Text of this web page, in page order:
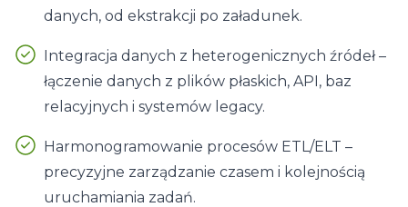
danych, od ekstrakcji po załadunek.
Integracja danych z heterogenicznych źródeł –
łączenie danych z plików płaskich, API, baz
relacyjnych i systemów legacy.
Harmonogramowanie procesów ETL/ELT –
precyzyjne zarządzanie czasem i kolejnością
uruchamiania zadań.